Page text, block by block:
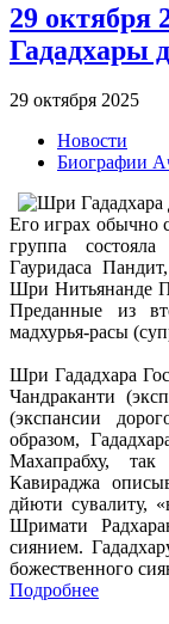
29 октября
Гададхары
29 октября 2025
Новости
Биографии
Его играх обычно
группа
Гауридаса
Шри Нитьянанде
Преданные из
мадхурья-расы
Шри Гададхара
Чандраканти
(экспансии
образом,
Махапрабху,
Кавираджа
дйюти сувалиту,
Шримати
сиянием.
божественного
Подробнее